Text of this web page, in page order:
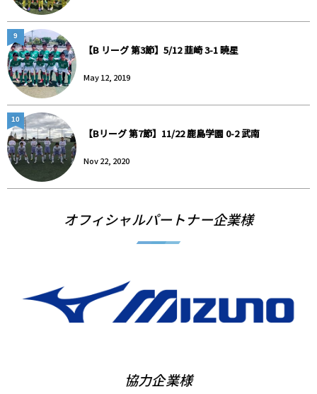
【B リーグ 第3節】5/12 韮崎 3-1 暁星
May 12, 2019
9
【Bリーグ 第7節】11/22 鹿島学園 0-2 武南
Nov 22, 2020
10
オフィシャルパートナー企業様
協力企業様